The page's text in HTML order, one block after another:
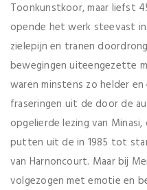
Toonkunstkoor, maar liefst
opende het werk steevast
zielepijn en tranen
bewegingen uiteengezette
waren minstens zo helder
fraseringen uit de door de
opgelierde lezing van
putten uit de in 1985 tot
van Harnoncourt. Maar bij
volgezogen met emotie en